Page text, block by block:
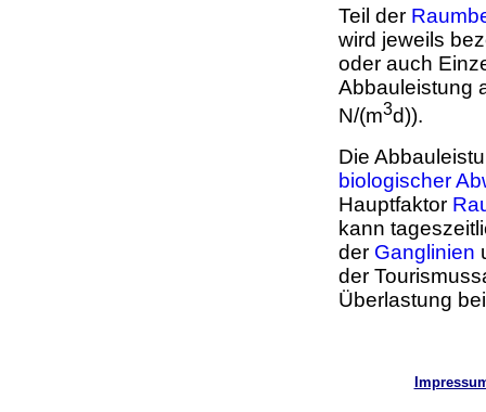
Teil der
wird jeweils
oder auch
Abbauleistung
N/(m3d)).
Die
biologischer
Hauptfaktor
kann
der Ganglinien
der
Überlastung